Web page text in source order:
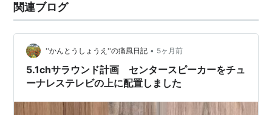
関連ブログ
''かんとうしょうえ''の痛風日記 • 5ヶ月前
5.1chサラウンド計画 センタースピーカーをチュ
ーナレステレビの上に配置しました